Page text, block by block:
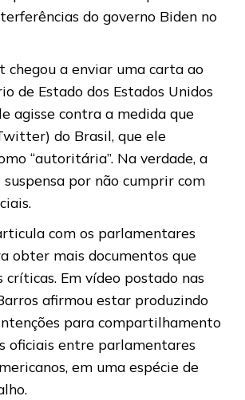
do governo Biden no
chegou a enviar uma carta ao
de Estado dos Estados Unidos
agisse contra a medida que
do Brasil, que ele
“autoritária”. Na verdade, a
por não cumprir com
com os parlamentares
obter mais documentos que
críticas. Em vídeo postado nas
afirmou estar produzindo
para compartilhamento
oficiais entre parlamentares
em uma espécie de